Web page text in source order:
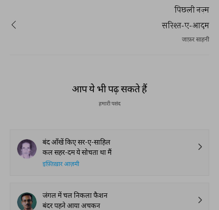
पिछली नज़्म
सरिश्त-ए-आदम
जाफ़र साहनी
आप ये भी पढ़ सकते हैं
हमारी पसंद
बंद आँखें किए सर-ए-साहिल
कल सहर-दम ये सोचता था मैं
इफ़्तिख़ार आज़मी
जंगल में चल निकला फैशन
बंदर पहने आया अचकन